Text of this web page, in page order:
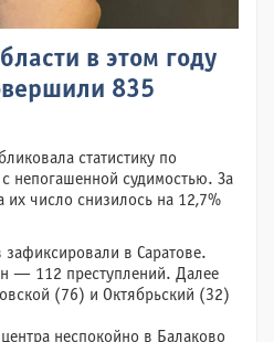
в этом году
835
статистику по
непогашенной судимостью. За
их число снизилось на 12,7%
в Саратове.
— 112 преступлений. Далее
(76) и Октябрьский (32)
неспокойно в Балаково